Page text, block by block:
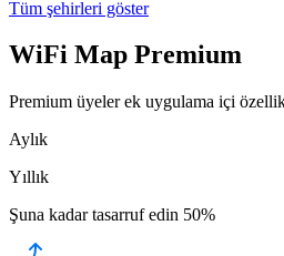
Tüm şehirleri göster
WiFi Map Premium
Premium üyeler ek uygulama içi
Aylık
Yıllık
Şuna kadar tasarruf edin 50%